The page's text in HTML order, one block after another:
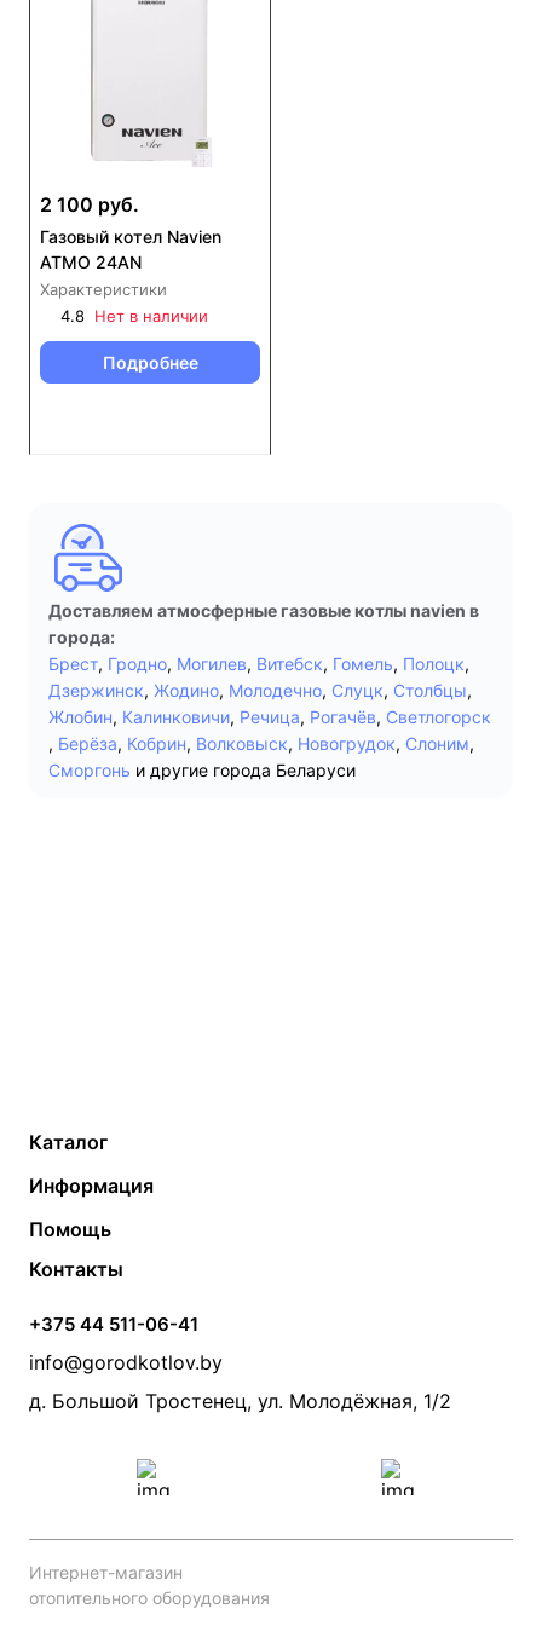
2 100 руб.
Газовый котел Navien
ATMO 24AN
Характеристики
4.8 Нет в наличии
Подробнее
Доставляем атмосферные газовые котлы navien в
города:
Брест, Гродно, Могилев, Витебск, Гомель, Полоцк,
Дзержинск, Жодино, Молодечно, Слуцк, Столбцы,
Жлобин, Калинковичи, Речица, Рогачёв, Светлогорск
, Берёза, Кобрин, Волковыск, Новогрудок, Слоним,
Сморгонь и другие города Беларуси
Каталог
Твердотопливные котлы
Электрические котлы
Банные печи
Камины и печи
Теплый пол
Радиаторы
Насосы
Дымоходы
Информация
Контакты
Статьи
Акции
Производители
Помощь
Монтаж систем отопления
Прайс по монтажу систем отопления
Проект систем отопления
Контакты
+375 44 511-06-41
info@gorodkotlov.by
д. Большой Тростенец, ул. Молодёжная, 1/2
Интернет-магазин
отопительного оборудования